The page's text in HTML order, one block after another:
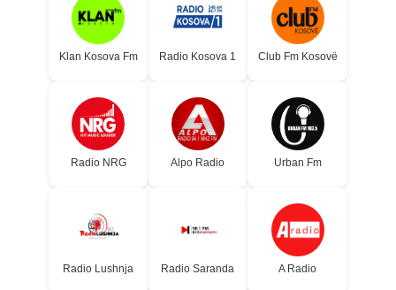
Klan Kosova Fm Radio Kosova 1 Club Fm Kosovë
Radio NRG Alpo Radio Urban Fm
Radio Lushnja Radio Saranda A Radio